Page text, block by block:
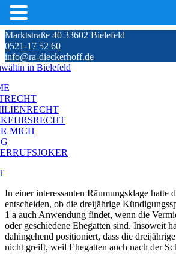
Skip
to
content
Marktstraße 40 33602 Bielefeld
0521-17 52 60
info@ra-dieckerhoff.de
MICH
In einer interessanten Räumungsklage hatte
entscheiden, ob die dreijährige
1 a auch Anwendung findet, wenn die
oder geschiedene Ehegatten sind. Insoweit
dahingehend positioniert, dass die
nicht greift, weil Ehegatten auch nach der